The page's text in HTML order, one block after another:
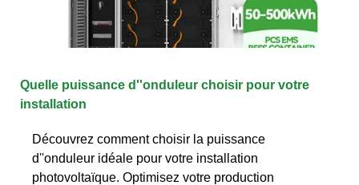
Quelle puissance d''onduleur choisir pour votre
installation
Découvrez comment choisir la puissance
d''onduleur idéale pour votre installation
photovoltaïque. Optimisez votre production